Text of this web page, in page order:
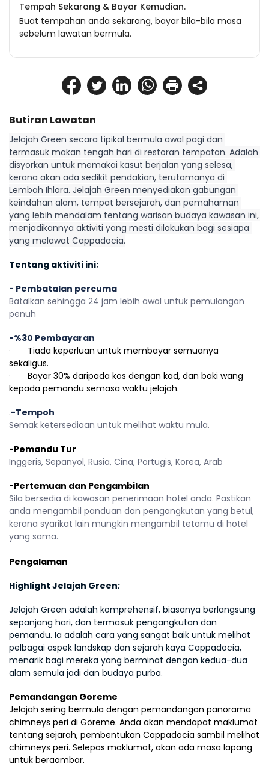
Butiran Lawatan
Jelajah Green secara tipikal bermula awal pagi dan
termasuk makan tengah hari di restoran tempatan. Adalah
disyorkan untuk memakai kasut berjalan yang selesa,
kerana akan ada sedikit pendakian, terutamanya di
Lembah Ihlara. Jelajah Green menyediakan gabungan
keindahan alam, tempat bersejarah, dan pemahaman
yang lebih mendalam tentang warisan budaya kawasan ini,
menjadikannya aktiviti yang mesti dilakukan bagi sesiapa
yang melawat Cappadocia.
Tentang aktiviti ini;
- Pembatalan percuma
Batalkan sehingga 24 jam lebih awal untuk pemulangan
penuh
-%30 Pembayaran
·       Tiada keperluan untuk membayar semuanya
sekaligus.
·       Bayar 30% daripada kos dengan kad, dan baki wang
kepada pemandu semasa waktu jelajah.
.-Tempoh
Semak ketersediaan untuk melihat waktu mula.
-Pemandu Tur
Inggeris, Sepanyol, Rusia, Cina, Portugis, Korea, Arab
-Pertemuan dan Pengambilan
Sila bersedia di kawasan penerimaan hotel anda. Pastikan
anda mengambil panduan dan pengangkutan yang betul,
kerana syarikat lain mungkin mengambil tetamu di hotel
yang sama.
Pengalaman
Highlight Jelajah Green;
Jelajah Green adalah komprehensif, biasanya berlangsung
sepanjang hari, dan termasuk pengangkutan dan
pemandu. Ia adalah cara yang sangat baik untuk melihat
pelbagai aspek landskap dan sejarah kaya Cappadocia,
menarik bagi mereka yang berminat dengan kedua-dua
alam semula jadi dan budaya purba.
Pemandangan Goreme
Jelajah sering bermula dengan pemandangan panorama
chimneys peri di Göreme. Anda akan mendapat maklumat
tentang sejarah, pembentukan Cappadocia sambil melihat
chimneys peri. Selepas maklumat, akan ada masa lapang
untuk bergambar.
Tempah Sekarang & Bayar Kemudian.
Buat tempahan anda sekarang, bayar bila-bila masa
sebelum lawatan bermula.